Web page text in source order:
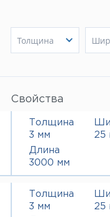
Толщина
Свойства
Толщина
3 мм
25
Длина
3000 мм
Толщина
3 мм
25